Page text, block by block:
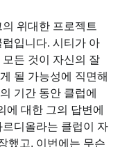
위대한 프로젝트
입니다. 시티가 아
든 것이 자신의 잘
될 가능성에 직면해
기간 동안 클럽에
에 대한 그의 답변에
디올라는 클럽이 자
했고, 이번에는 무슨